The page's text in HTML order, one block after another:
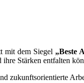
mit dem Siegel „Beste
Stärken entfalten
zukunftsorientierte